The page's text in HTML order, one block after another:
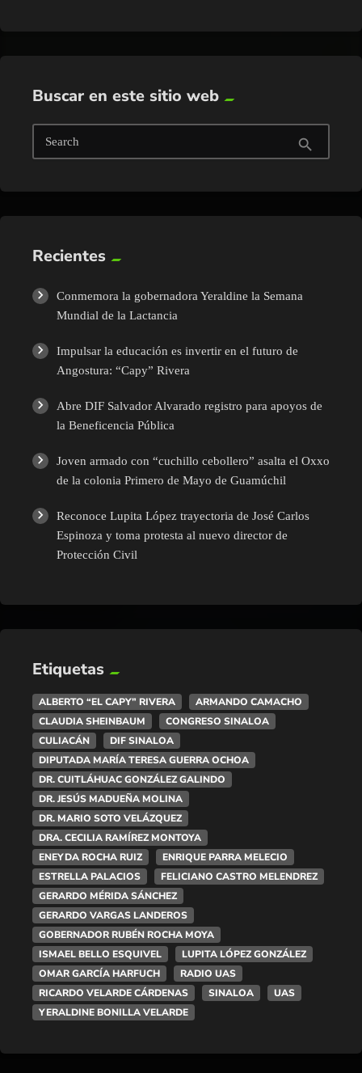
Buscar en este sitio web
Search search
Recientes
Conmemora la gobernadora Yeraldine la Semana
Mundial de la Lactancia
Impulsar la educación es invertir en el futuro de
Angostura: “Capy” Rivera
Abre DIF Salvador Alvarado registro para apoyos de
la Beneficencia Pública
Joven armado con “cuchillo cebollero” asalta el Oxxo
de la colonia Primero de Mayo de Guamúchil
Reconoce Lupita López trayectoria de José Carlos
Espinoza y toma protesta al nuevo director de
Protección Civil
Etiquetas
ALBERTO “EL CAPY” RIVERA
ARMANDO CAMACHO
CLAUDIA SHEINBAUM
CONGRESO SINALOA
CULIACÁN
DIF SINALOA
DIPUTADA MARÍA TERESA GUERRA OCHOA
DR. CUITLÁHUAC GONZÁLEZ GALINDO
DR. JESÚS MADUEÑA MOLINA
DR. MARIO SOTO VELÁZQUEZ
DRA. CECILIA RAMÍREZ MONTOYA
ENEYDA ROCHA RUIZ
ENRIQUE PARRA MELECIO
ESTRELLA PALACIOS
FELICIANO CASTRO MELENDREZ
GERARDO MÉRIDA SÁNCHEZ
GERARDO VARGAS LANDEROS
GOBERNADOR RUBÉN ROCHA MOYA
ISMAEL BELLO ESQUIVEL
LUPITA LÓPEZ GONZÁLEZ
OMAR GARCÍA HARFUCH
RADIO UAS
RICARDO VELARDE CÁRDENAS
SINALOA
UAS
YERALDINE BONILLA VELARDE